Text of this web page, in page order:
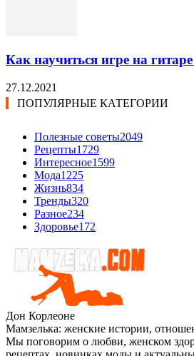
Как научиться игре на
27.12.2021
ПОПУЛЯРНЫЕ КАТЕГОРИИ
Полезные советы2049
Рецепты1729
Интересное1599
Мода1225
Жизнь834
Тренды320
Разное234
Здоровье172
Дон Корлеоне
Мамзелька: женские истории,
Мы поговорим о любви, женском